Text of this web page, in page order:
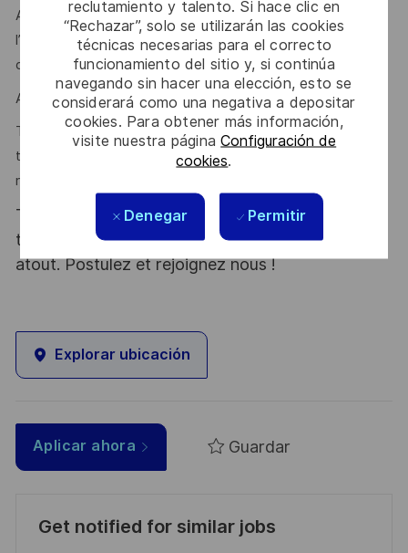
reclutamiento y talento. Si hace clic en
“Rechazar”, solo se utilizarán las cookies
técnicas necesarias para el correcto
funcionamiento del sitio y, si continúa
navegando sin hacer una elección, esto se
considerará como una negativa a depositar
cookies. Para obtener más información,
visite nuestra páginaConfiguración de
cookies.
Denegar Permitir
Autonomie, capacité d’écoute et de dialogue, sens de
l’analyse, leadership et esprit d’innovation sont des qualités
que l’on vous reconnait ?
Alors ce poste est fait pour vous !
Thales, entreprise Handi-Engagée, reconnait tous les
talents. La diversité est notre meilleur atout. Postulez et
rejoignez nous !
Thales, entreprise Handi-Engagée, reconnait
tous les talents. La diversité est notre meilleur
atout. Postulez et rejoignez nous !
Explorar ubicación
Aplicar ahora Guardar
Get notified for similar jobs